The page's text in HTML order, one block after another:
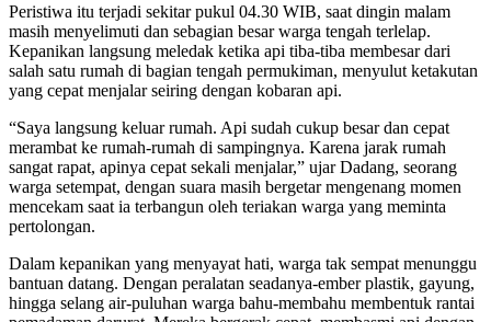
Peristiwa itu terjadi sekitar pukul 04.30 WIB, saat dingin malam
masih menyelimuti dan sebagian besar warga tengah terlelap.
Kepanikan langsung meledak ketika api tiba-tiba membesar dari
salah satu rumah di bagian tengah permukiman, menyulut ketakutan
yang cepat menjalar seiring dengan kobaran api.
“Saya langsung keluar rumah. Api sudah cukup besar dan cepat
merambat ke rumah-rumah di sampingnya. Karena jarak rumah
sangat rapat, apinya cepat sekali menjalar,” ujar Dadang, seorang
warga setempat, dengan suara masih bergetar mengenang momen
mencekam saat ia terbangun oleh teriakan warga yang meminta
pertolongan.
Dalam kepanikan yang menyayat hati, warga tak sempat menunggu
bantuan datang. Dengan peralatan seadanya-ember plastik, gayung,
hingga selang air-puluhan warga bahu-membahu membentuk rantai